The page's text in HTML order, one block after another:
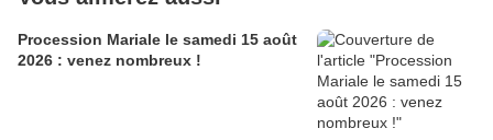
Procession Mariale le samedi 15 août
2026 : venez nombreux !